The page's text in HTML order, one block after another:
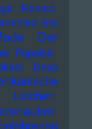
Reload
Are
Der
Popolski
Deso
Laichen